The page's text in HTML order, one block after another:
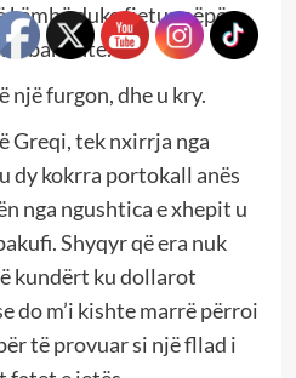
duke fjetur nëpër
barishte.
një furgon, dhe u kry.
Greqi, tek nxirrja nga
dy kokrra portokall anës
nga ngushtica e xhepit u
Shyqyr që era nuk
kundërt ku dollarot
do m’i kishte marrë përroi
të provuar si një fllad i